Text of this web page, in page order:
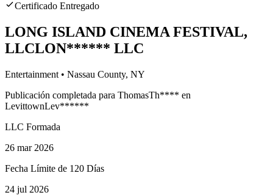
Certificado Entregado
LONG ISLAND CINEMA FESTIVAL,
LLCLON****** LLC
Entertainment • Nassau County, NY
Publicación completada para ThomasTh**** en
LevittownLev******
LLC Formada
26 mar 2026
Fecha Límite de 120 Días
24 jul 2026